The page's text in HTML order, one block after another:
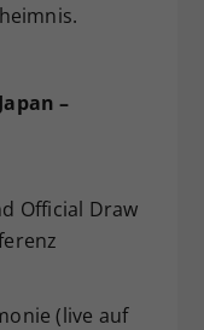
–
Official Draw
(live auf